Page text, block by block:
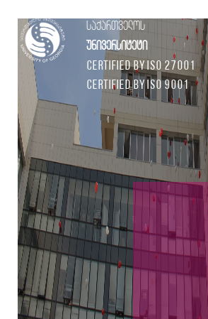
საქართველოს
უნივერსიტეტი
Certified by ISO 27001
Certified by ISO 9001